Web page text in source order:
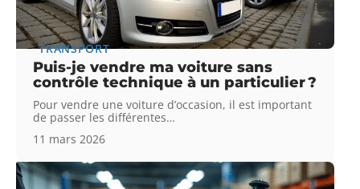
TRANSPORT
Puis-je vendre ma voiture sans
contrôle technique à un particulier ?
Pour vendre une voiture d’occasion, il est important
de passer les différentes…
11 mars 2026